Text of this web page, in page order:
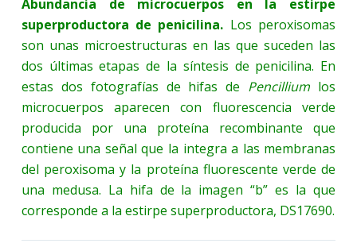
Abundancia de microcuerpos en la estirpe
superproductora de penicilina. Los peroxisomas
son unas microestructuras en las que suceden las
dos últimas etapas de la síntesis de penicilina. En
estas dos fotografías de hifas de Pencillium los
microcuerpos aparecen con fluorescencia verde
producida por una proteína recombinante que
contiene una señal que la integra a las membranas
del peroxisoma y la proteína fluorescente verde de
una medusa. La hifa de la imagen “b” es la que
corresponde a la estirpe superproductora, DS17690.